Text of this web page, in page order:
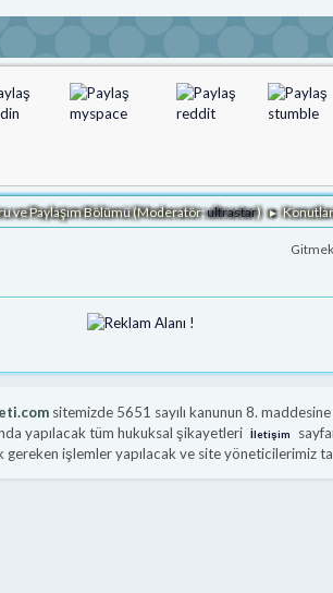
ve Paylaşım Bölümü(Moderatör:ultrastar) ►
sitemizde 5651 sayılı kanunun 8.
yapılacak tüm hukuksal şikayetleri İletişim
işlemler yapılacak ve site yöneticilerimiz